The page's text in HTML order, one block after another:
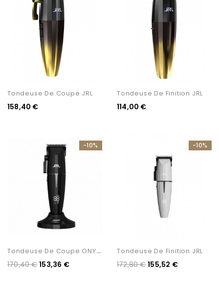
Tondeuse De Coupe JRL
158,40 €
Tondeuse De Finition JRL
114,00 €
T
Ondeuse De Coupe ONYX...
170,40 €
-10%
153,36 €
Tondeuse De Finition JRL
172,80 €
-10%
155,52 €